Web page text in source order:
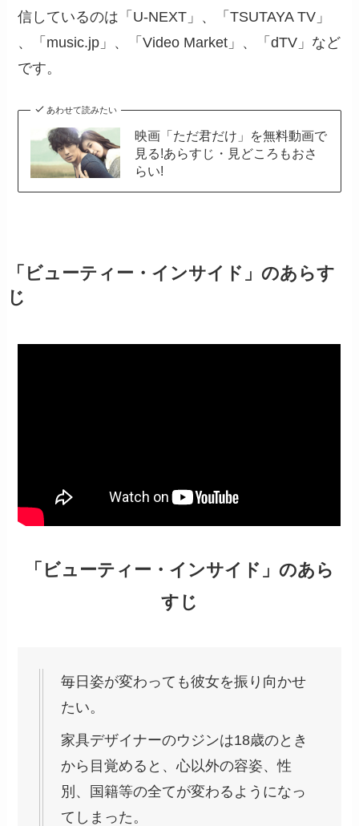
信しているのは「U-NEXT」、「TSUTAYA TV」
、「music.jp」、「Video Market」、「dTV」など
です。
あわせて読みたい
映画「ただ君だけ」を無料動画で
見る!あらすじ・見どころもおさ
らい!
「ビューティー・インサイド」のあらす
じ
「ビューティー・インサイド」のあら
すじ
毎日姿が変わっても彼女を振り向かせ
たい。
家具デザイナーのウジンは18歳のとき
から目覚めると、心以外の容姿、性
別、国籍等の全てが変わるようになっ
てしまった。